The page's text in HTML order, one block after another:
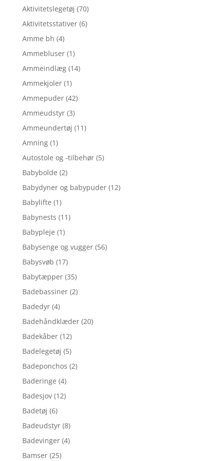
Aktivitetslegetøj (70)
Aktivitetsstativer (6)
Amme bh (4)
Ammebluser (1)
Ammeindlæg (14)
Ammekjoler (1)
Ammepuder (42)
Ammeudstyr (3)
Ammeundertøj (11)
Amning (1)
Autostole og -tilbehør (5)
Babybolde (2)
Babydyner og babypuder (12)
Babylifte (1)
Babynests (11)
Babypleje (1)
Babysenge og vugger (56)
Babysvøb (17)
Babytæpper (35)
Badebassiner (2)
Badedyr (4)
Badehåndklæder (20)
Badekåber (12)
Badelegetøj (5)
Badeponchos (2)
Baderinge (4)
Badesjov (12)
Badetøj (6)
Badeudstyr (8)
Badevinger (4)
Bamser (25)